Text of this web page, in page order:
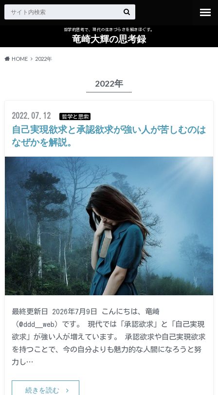
哲学的思考で、現代の生きづらさを解きほぐす。
竜崎大輝の思考録
HOME 2022年
2022年
2022.07.12 哲学と思索
自己実現欲求と承認欲求が強い人が苦しむのは
なぜかを解説。
最終更新日 2026年7月9日 こんにちは、竜崎
（@ddd__web）です。 現代では「承認欲求」と「自己実現
欲求」が強い人が増えています。 承認欲求や自己実現欲求
を持つことで、今の自分よりも魅力的な人間になろうと努
力し…
続きを読む